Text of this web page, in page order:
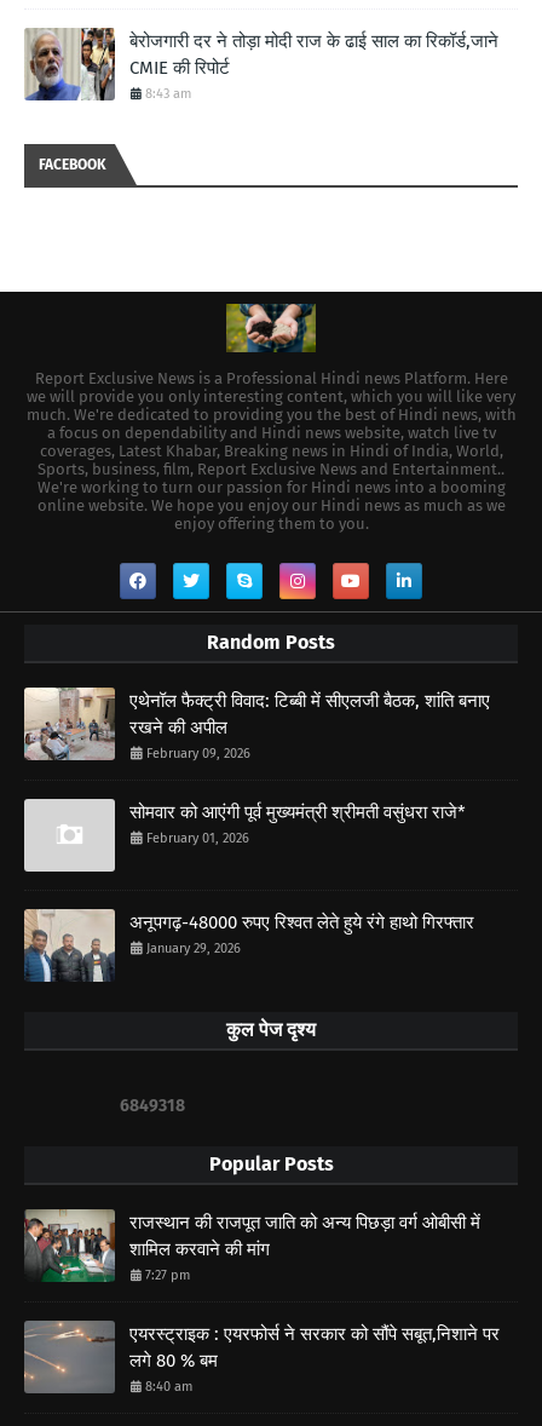
बेरोजगारी दर ने तोड़ा मोदी राज के ढाई साल का रिकॉर्ड,जाने
CMIE की रिपोर्ट
8:43 am
FACEBOOK
Report Exclusive News is a Professional Hindi news Platform. Here
we will provide you only interesting content, which you will like very
much. We're dedicated to providing you the best of Hindi news, with
a focus on dependability and Hindi news website, watch live tv
coverages, Latest Khabar, Breaking news in Hindi of India, World,
Sports, business, film, Report Exclusive News and Entertainment..
We're working to turn our passion for Hindi news into a booming
online website. We hope you enjoy our Hindi news as much as we
enjoy offering them to you.
Random Posts
एथेनॉल फैक्ट्री विवाद: टिब्बी में सीएलजी बैठक, शांति बनाए
रखने की अपील
February 09, 2026
सोमवार को आएंगी पूर्व मुख्यमंत्री श्रीमती वसुंधरा राजे*
February 01, 2026
अनूपगढ़-48000 रुपए रिश्वत लेते हुये रंगे हाथो गिरफ्तार
January 29, 2026
कुल पेज दृश्य
6849318
Popular Posts
राजस्थान की राजपूत जाति को अन्य पिछड़ा वर्ग ओबीसी में
शामिल करवाने की मांग
7:27 pm
एयरस्ट्राइक : एयरफोर्स ने सरकार को सौंपे सबूत,निशाने पर
लगे 80 % बम
8:40 am